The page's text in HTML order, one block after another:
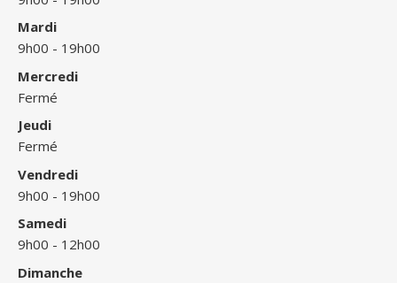
Mardi
9h00 - 19h00
Mercredi
Fermé
Jeudi
Fermé
Vendredi
9h00 - 19h00
Samedi
9h00 - 12h00
Dimanche